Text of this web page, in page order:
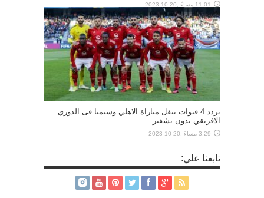
11:01 مساءً ,20-10-2023
تردد 4 قنوات تنقل مباراة الاهلي وسيمبا فى الدوري
الافريقي بدون تشفير
3:29 مساءً ,20-10-2023
تابعنا علي: